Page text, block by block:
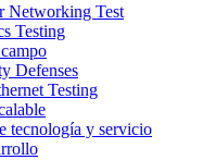
Networking Test
Testing
Defenses
Testing
tecnología y servicio